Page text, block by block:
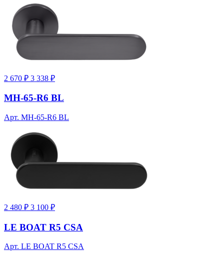
2 670 ₽ 3 338 ₽
MH-65-R6 BL
Арт. MH-65-R6 BL
2 480 ₽ 3 100 ₽
LE BOAT R5 CSA
Арт. LE BOAT R5 CSA